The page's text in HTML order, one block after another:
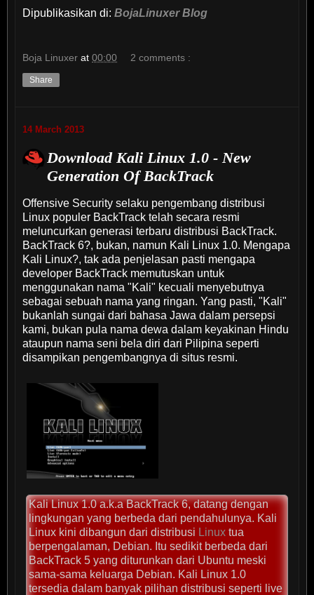
Dipublikasikan di:BojaLinuxer Blog
Boja Linuxer at00:00 2 comments :
Share
14 March 2013
Download Kali Linux 1.0 - New
Generation Of BackTrack
Offensive Security selaku pengembang distribusi
Linux populer BackTrack telah secara resmi
meluncurkan generasi terbaru distribusi BackTrack.
BackTrack 6?, bukan, namun Kali Linux 1.0. Mengapa
Kali Linux?, tak ada penjelasan pasti mengapa
developer BackTrack memutuskan untuk
menggunakan nama "Kali" kecuali menyebutnya
sebagai sebuah nama yang ringan. Yang pasti, "Kali"
bukanlah sungai dari bahasa Jawa dalam persepsi
kami, bukan pula nama dewa dalam keyakinan Hindu
ataupun nama seni bela diri dari Pilipina seperti
disampikan pengembangnya di situs resmi.
Kali Linux 1.0 a.k.a BackTrack 6, datang dengan
lingkungan yang berbeda dari pendahulunya. Kali
Linux kini dibangun dari distribusi Linux tua
berpengalaman, Debian. Itu sedikit berbeda dari
BackTrack 5 yang diturunkan dari Ubuntu meski
sama-sama keluarga Debian. Kali Linux 1.0
tersedia dalam banyak pilihan distribusi seperti live